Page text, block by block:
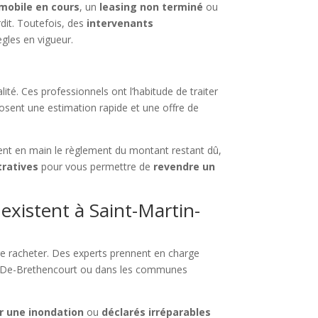
en cours, un leasing non terminé ou
Toutefois, des intervenants
en vigueur.
Ces professionnels ont l’habitude de traiter
une estimation rapide et une offre de
en main le règlement du montant restant dû,
pour vous permettre de revendre un
à Saint-Martin-
racheter. Des experts prennent en charge
Brethencourt ou dans les communes
une inondation ou déclarés irréparables